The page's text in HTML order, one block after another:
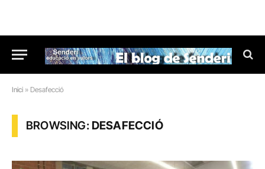
Inici » Desafecció
BROWSING:DESAFECCIÓ